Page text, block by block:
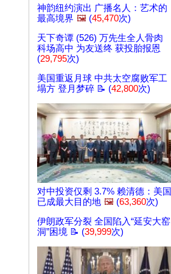
神韵纽约演出 广播名人：艺术的
最高境界 🖼️ (45,470次)
天下奇谭 (526) 万先生全人骨肉
科场高中 为友送终 获投胎报恩
(29,795次)
美国重返月球 中共太空腐败军工
塌方 登月梦碎 📝 (42,800次)
对中投资仅剩 3.7% 赖清德：美国
已成最大目的地 🖼️ (63,360次)
伊朗政军分裂 全国陷入“延安大窑
洞”困境 📝 (39,999次)